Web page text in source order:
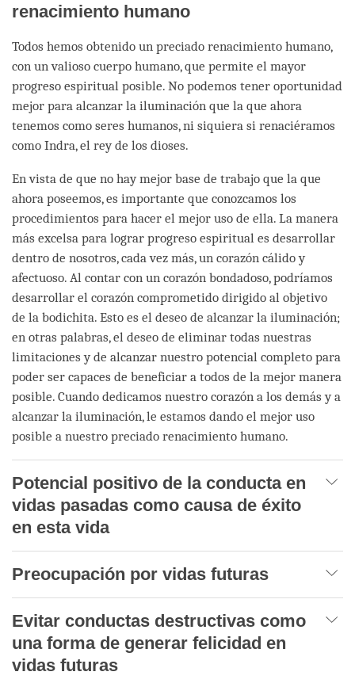
renacimiento humano
Todos hemos obtenido un preciado renacimiento humano,
con un valioso cuerpo humano, que permite el mayor
progreso espiritual posible. No podemos tener oportunidad
mejor para alcanzar la iluminación que la que ahora
tenemos como seres humanos, ni siquiera si renaciéramos
como Indra, el rey de los dioses.
En vista de que no hay mejor base de trabajo que la que
ahora poseemos, es importante que conozcamos los
procedimientos para hacer el mejor uso de ella. La manera
más excelsa para lograr progreso espiritual es desarrollar
dentro de nosotros, cada vez más, un corazón cálido y
afectuoso. Al contar con un corazón bondadoso, podríamos
desarrollar el corazón comprometido dirigido al objetivo
de la bodichita. Esto es el deseo de alcanzar la iluminación;
en otras palabras, el deseo de eliminar todas nuestras
limitaciones y de alcanzar nuestro potencial completo para
poder ser capaces de beneficiar a todos de la mejor manera
posible. Cuando dedicamos nuestro corazón a los demás y a
alcanzar la iluminación, le estamos dando el mejor uso
posible a nuestro preciado renacimiento humano.
Potencial positivo de la conducta en
vidas pasadas como causa de éxito
en esta vida
Preocupación por vidas futuras
Evitar conductas destructivas como
una forma de generar felicidad en
vidas futuras